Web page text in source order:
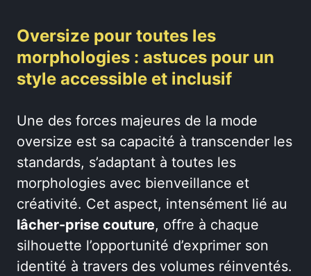
Oversize pour toutes les
morphologies : astuces pour un
style accessible et inclusif
Une des forces majeures de la mode
oversize est sa capacité à transcender les
standards, s’adaptant à toutes les
morphologies avec bienveillance et
créativité. Cet aspect, intensément lié au
lâcher-prise couture, offre à chaque
silhouette l’opportunité d’exprimer son
identité à travers des volumes réinventés.